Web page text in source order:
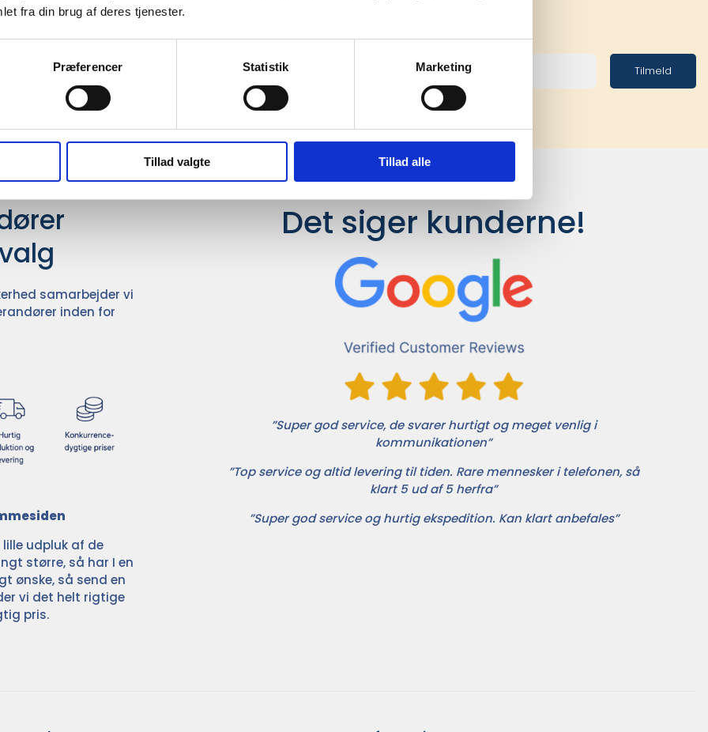
fra din brug af deres tjenester.
Præferencer Statistik Marketing
Tillad valgte Tillad alle
til en
Tilmeld
samarbejder vi
inden for
udpluk af de
større, så har I en
ønske, så send en
vi det helt rigtige
pris.
Det siger kunderne!
”Super god service, de svarer hurtigt og meget venlig i
kommunikationen”
”Top service og altid levering til tiden. Rare mennesker i telefonen, så
klart 5 ud af 5 herfra”
”Super god service og hurtig ekspedition. Kan klart anbefales”